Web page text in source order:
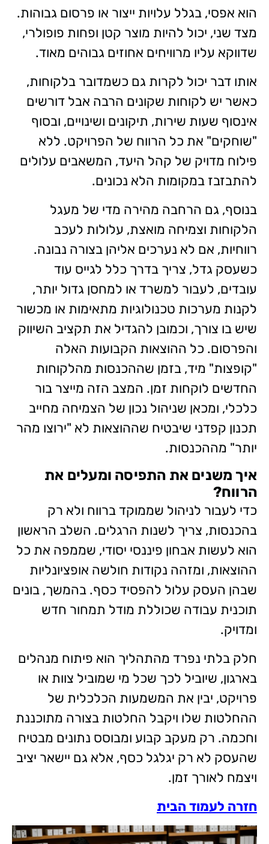
הוא אפסי, בגלל עלויות ייצור או פרסום גבוהות.
מצד שני, יכול להיות מוצר קטן ופחות פופולרי,
שדווקא עליו מרוויחים אחוזים גבוהים מאוד.
אותו דבר יכול לקרות גם כשמדובר בלקוחות,
כאשר יש לקוחות שקונים הרבה אבל דורשים
אינסוף שעות שירות, תיקונים ושינויים, ובסוף
"שוחקים" את כל הרווח של הפרויקט. ללא
פילוח מדויק של קהל היעד, המשאבים עלולים
להתבזבז במקומות הלא נכונים.
בנוסף, גם הרחבה מהירה מדי של מעגל
הלקוחות וצמיחה מואצת, עלולות לעכב
רווחיות, אם לא נערכים אליהן בצורה נבונה.
כשעסק גדל, צריך בדרך כלל לגייס עוד
עובדים, לעבור למשרד או למחסן גדול יותר,
לקנות מערכות טכנולוגיות מתאימות או מכשור
שיש בו צורך, וכמובן להגדיל את תקציב השיווק
והפרסום. כל ההוצאות הקבועות האלה
"קופצות" מיד, בזמן שההכנסות מהלקוחות
החדשים לוקחות זמן. המצב הזה מייצר בור
כלכלי, ומכאן שניהול נכון של הצמיחה מחייב
תכנון קפדני שיבטיח שההוצאות לא "ירוצו מהר
יותר" מההכנסות.
איך משנים את התפיסה ומעלים את
הרווח?
כדי לעבור לניהול שממוקד ברווח ולא רק
בהכנסות, צריך לשנות הרגלים. השלב הראשון
הוא לעשות אבחון פיננסי יסודי, שממפה את כל
ההוצאות, ומזהה נקודות חולשה אופציונליות
שבהן העסק עלול להפסיד כסף. בהמשך, בונים
תוכנית עבודה שכוללת מודל תמחור חדש
ומדויק.
חלק בלתי נפרד מהתהליך הוא פיתוח מנהלים
בארגון, שיוביל לכך שכל מי שמוביל צוות או
פרויקט, יבין את המשמעות הכלכלית של
ההחלטות שלו ויקבל החלטות בצורה מתוכננת
וחכמה. רק מעקב קבוע ומבוסס נתונים מבטיח
שהעסק לא רק יגלגל כסף, אלא גם יישאר יציב
ויצמח לאורך זמן.
חזרה לעמוד הבית